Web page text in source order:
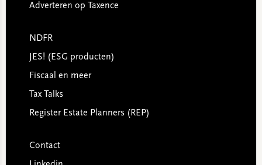
Adverteren op Taxence
NDFR
JES! (ESG producten)
Fiscaal en meer
Tax Talks
Register Estate Planners (REP)
Contact